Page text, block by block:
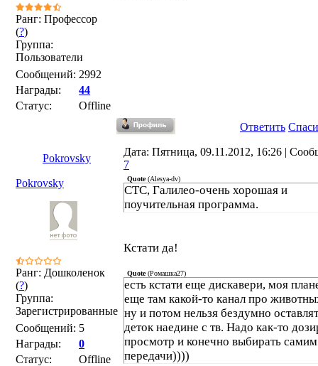
Ранг: Профессор
(?)
Группа:
Пользователи
Сообщений: 2992
Награды:
44
Статус:
Offline
Ответить
Pokrovsky
Дата: Пятница, 09.11.2012, 16:26 |
7
Pokrovsky
Ранг: Дошколенок
(?)
Группа:
Зарегистрированные
Сообщений: 5
Награды:
0
Статус:
Offline
Quote(Alesya-dv)
СТС, Галилео-очень хорошая и
поучительная программа.
Кстати да!
Quote(Ромашка27)
есть кстати еще дискавери, моя
еще там какой-то канал про
ну и потом нельзя бездумно
деток наедине с тв. Надо как-то
просмотр и конечно выбирать самим
передачи))))